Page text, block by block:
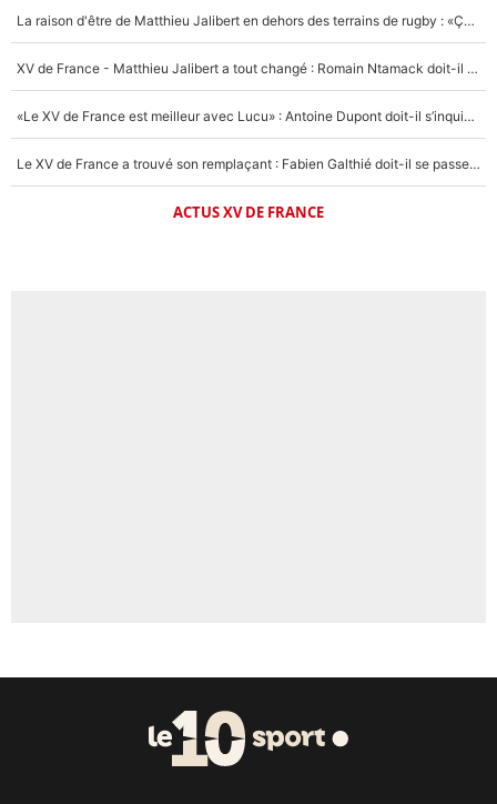
La raison d'être de Matthieu Jalibert en dehors des terrains de rugby : «Ça m'atteint autant que si tu touches à un membre de ma famille»
XV de France - Matthieu Jalibert a tout changé : Romain Ntamack doit-il s’inquiéter pour sa place à un an de la Coupe du monde ?
«Le XV de France est meilleur avec Lucu» : Antoine Dupont doit-il s’inquiéter pour sa place ?
Le XV de France a trouvé son remplaçant : Fabien Galthié doit-il se passer d'Antoine Dupont ?
ACTUS XV DE FRANCE